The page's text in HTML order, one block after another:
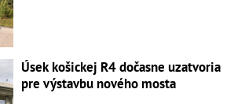
Úsek košickej R4 dočasne uzatvoria
pre výstavbu nového mosta